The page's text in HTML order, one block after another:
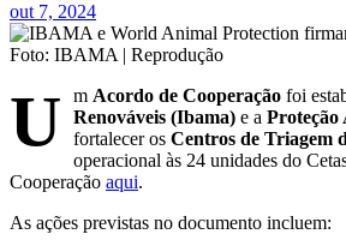
out 7, 2024
Foto: IBAMA | Reprodução
U m Acordo de Cooperação foi
Renováveis (Ibama) e a
fortalecer os Centros de Triagem
operacional às 24 unidades do
Cooperação aqui.
As ações previstas no documento incluem: